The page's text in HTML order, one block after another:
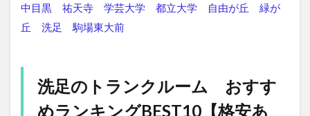
中目黒 祐天寺 学芸大学 都立大学 自由が丘
緑が
丘
洗足 駒場東大前
洗足のトランクルーム おすす
めランキングBEST10【格安あ